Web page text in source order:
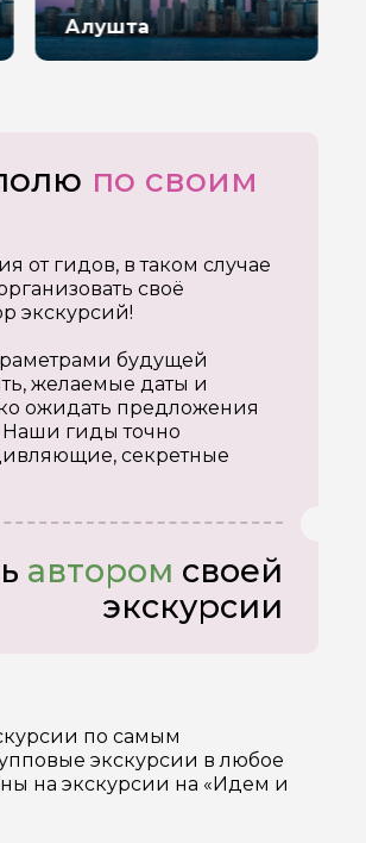
Алушта
по своим
от гидов, в таком случае
своё
экскурсий!
будущей
желаемые даты и
ожидать предложения
Наши гиды точно
секретные
автором своей
экскурсии
по самым
экскурсии в любое
на экскурсии на «Идем и